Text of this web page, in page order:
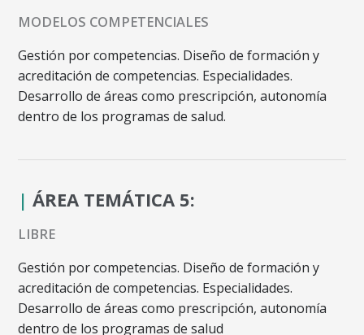
MODELOS COMPETENCIALES
Gestión por competencias. Diseño de formación y
acreditación de competencias. Especialidades.
Desarrollo de áreas como prescripción, autonomía
dentro de los programas de salud.
| ÁREA TEMÁTICA 5:
LIBRE
Gestión por competencias. Diseño de formación y
acreditación de competencias. Especialidades.
Desarrollo de áreas como prescripción, autonomía
dentro de los programas de salud